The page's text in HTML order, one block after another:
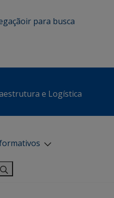
ir para busca
e Logística